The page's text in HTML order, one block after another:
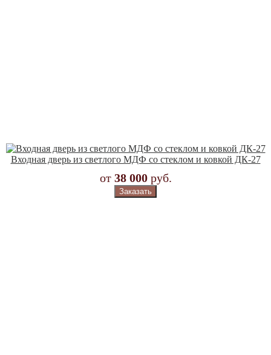
Входная дверь из светлого МДФ со стеклом и ковкой ДК-27
от 38 000 руб.
Заказать